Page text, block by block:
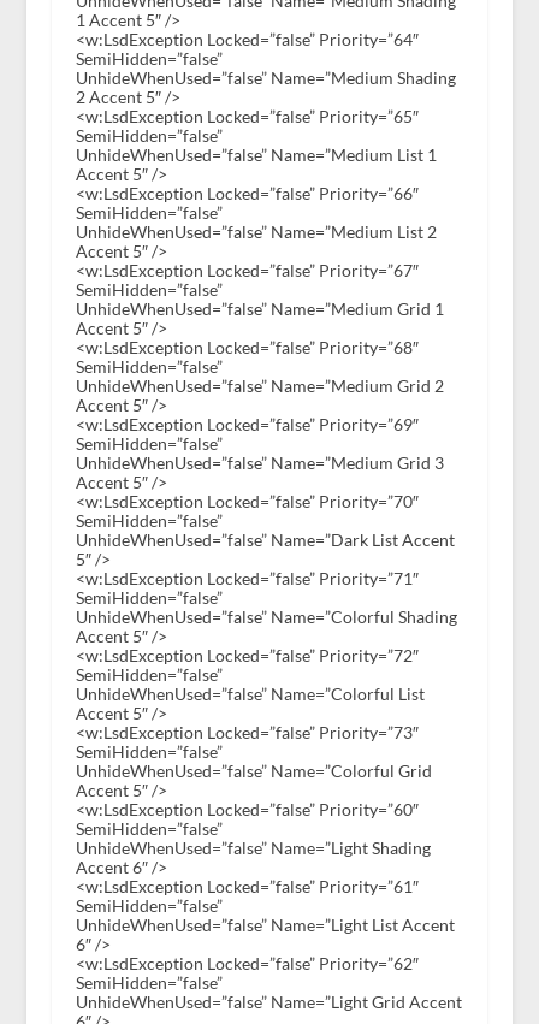
1 Accent 5″ />
<w:LsdException Locked=”false” Priority=”64″
SemiHidden=”false”
UnhideWhenUsed=”false” Name=”Medium Shading
2 Accent 5″ />
<w:LsdException Locked=”false” Priority=”65″
SemiHidden=”false”
UnhideWhenUsed=”false” Name=”Medium List 1
Accent 5″ />
<w:LsdException Locked=”false” Priority=”66″
SemiHidden=”false”
UnhideWhenUsed=”false” Name=”Medium List 2
Accent 5″ />
<w:LsdException Locked=”false” Priority=”67″
SemiHidden=”false”
UnhideWhenUsed=”false” Name=”Medium Grid 1
Accent 5″ />
<w:LsdException Locked=”false” Priority=”68″
SemiHidden=”false”
UnhideWhenUsed=”false” Name=”Medium Grid 2
Accent 5″ />
<w:LsdException Locked=”false” Priority=”69″
SemiHidden=”false”
UnhideWhenUsed=”false” Name=”Medium Grid 3
Accent 5″ />
<w:LsdException Locked=”false” Priority=”70″
SemiHidden=”false”
UnhideWhenUsed=”false” Name=”Dark List Accent
5″ />
<w:LsdException Locked=”false” Priority=”71″
SemiHidden=”false”
UnhideWhenUsed=”false” Name=”Colorful Shading
Accent 5″ />
<w:LsdException Locked=”false” Priority=”72″
SemiHidden=”false”
UnhideWhenUsed=”false” Name=”Colorful List
Accent 5″ />
<w:LsdException Locked=”false” Priority=”73″
SemiHidden=”false”
UnhideWhenUsed=”false” Name=”Colorful Grid
Accent 5″ />
<w:LsdException Locked=”false” Priority=”60″
SemiHidden=”false”
UnhideWhenUsed=”false” Name=”Light Shading
Accent 6″ />
<w:LsdException Locked=”false” Priority=”61″
SemiHidden=”false”
UnhideWhenUsed=”false” Name=”Light List Accent
6″ />
<w:LsdException Locked=”false” Priority=”62″
SemiHidden=”false”
UnhideWhenUsed=”false” Name=”Light Grid Accent